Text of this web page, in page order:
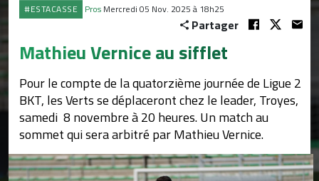
#ESTACASSE Pros Mercredi 05 Nov. 2025 à 18h25
Partager
Mathieu Vernice au sifflet
Pour le compte de la quatorzième journée de Ligue 2
BKT, les Verts se déplaceront chez le leader, Troyes,
samedi 8 novembre à 20 heures. Un match au
sommet qui sera arbitré par Mathieu Vernice.